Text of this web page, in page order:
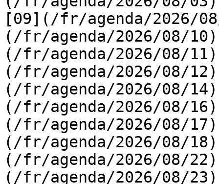
[09](/fr/agenda/2026/
(/fr/agenda/2026/08/
(/fr/agenda/2026/08/
(/fr/agenda/2026/08/
(/fr/agenda/2026/08/
(/fr/agenda/2026/08/
(/fr/agenda/2026/08/
(/fr/agenda/2026/08/
(/fr/agenda/2026/08/
(/fr/agenda/2026/08/